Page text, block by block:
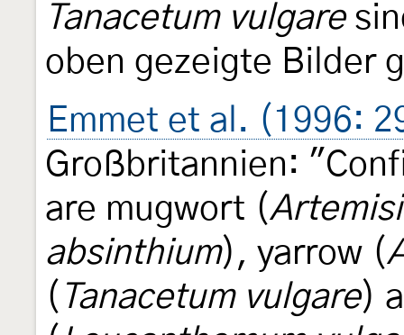
Tanacetum vulgare
oben gezeigte Bilder
Emmet et al. (1996:
Großbritannien:
are mugwort (
absinthium), yarrow (
( Tanacetum vulgare)